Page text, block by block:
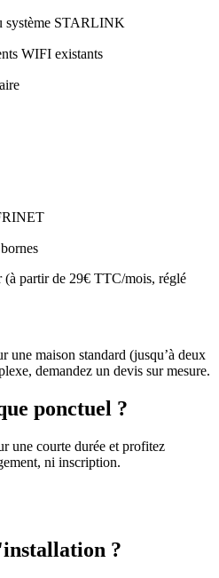
système STARLINK
WIFI existants
partir de 29€ TTC/mois, réglé
une maison standard (jusqu’à deux
demandez un devis sur mesure.
ponctuel ?
courte durée et profitez
ni inscription.
?